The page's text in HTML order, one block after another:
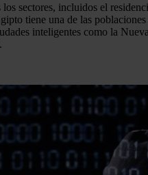
sectores, incluidos el
tiene una de las
inteligentes como la